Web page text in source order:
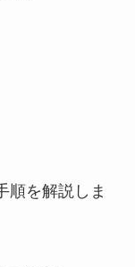
順を解説しま